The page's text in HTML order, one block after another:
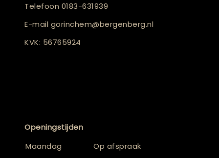
Telefoon 0183-631939
E-mail gorinchem@bergenberg.nl
KVK: 56765924
Openingstijden
Maandag
Op afspraak